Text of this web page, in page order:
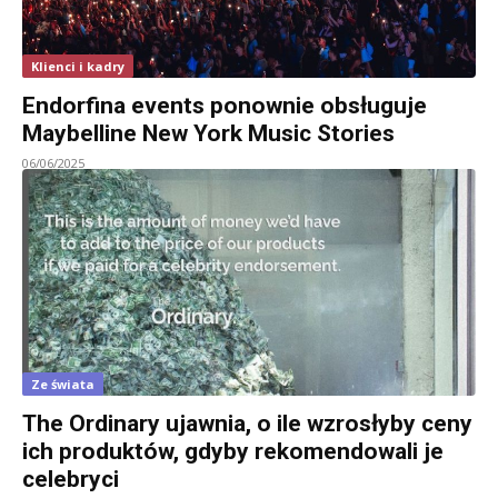
Klienci i kadry
Endorfina events ponownie obsługuje
Maybelline New York Music Stories
06/06/2025
Ze świata
The Ordinary ujawnia, o ile wzrosłyby ceny
ich produktów, gdyby rekomendowali je
celebryci